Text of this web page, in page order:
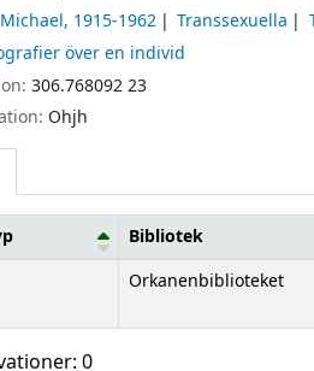
1915-1962 Transsexuella
över en individ
306.768092 23
Ohjh
Bibliotek
Orkanenbiblioteket
0